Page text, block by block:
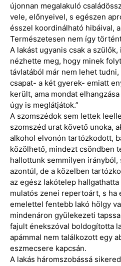
újonnan megalakuló
vele, előnyeivel, s egészen
ésszel koordinálható hibáival,
Természetesen nem így
A lakást ugyanis csak a
nézhette meg, hogy minek
távlatából már nem lehet
csapat- a két gyerek- emiatt
került, ama mondat
úgy is meglátjátok.”
A szomszédok sem lettek
szomszéd urat követő unoka,
alkohol elvonón tartózkodott,
közölhető, mindezt csöndben
hallottunk semmilyen irányból,
azontúl, de a közelben
az egész lakótelep
mulatós zenei repertoárt, s ha
emelettel fentebb lakó hölgy
mindenáron gyülekezeti
fajult énekszóval boldogította
apámmal nem találkozott egy
eszmecsere kapcsán.
A lakás háromszobássá